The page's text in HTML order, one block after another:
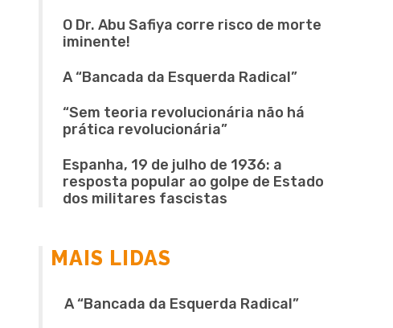
O Dr. Abu Safiya corre risco de morte
iminente!
A “Bancada da Esquerda Radical”
“Sem teoria revolucionária não há
prática revolucionária”
Espanha, 19 de julho de 1936: a
resposta popular ao golpe de Estado
dos militares fascistas
MAIS LIDAS
A “Bancada da Esquerda Radical”